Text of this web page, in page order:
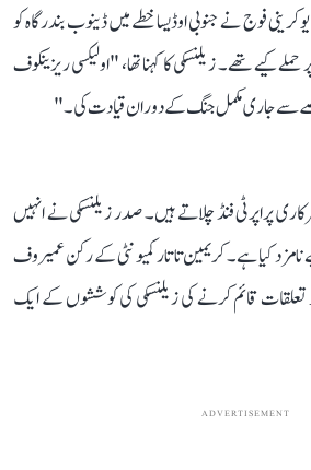
فوج نے جنوبی اوڈیسا خطے میں ڈینوب بندرگاہ کو
کیے تھے۔ زیلنسکی کا کہنا تھا، "اولیکسی ریزینکوف
پراپرٹی فنڈ چلاتے ہیں۔ صدر زیلنسکی نے انہیں
کیا ہے۔ کریمین تاتار کمیونٹی کے رکن عمیروف
تعلقات قائم کرنے کی زیلنسکی کی کوششوں کے ایک
ADVERTISEMENT